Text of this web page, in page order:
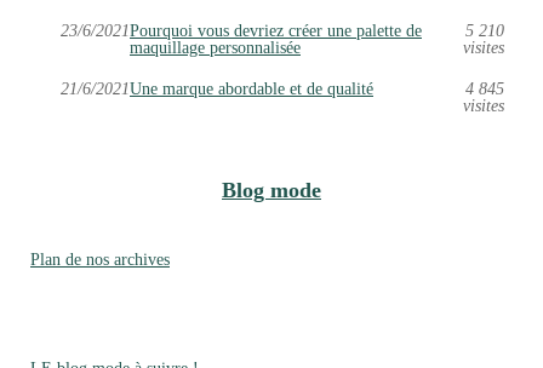
23/6/2021Pourquoi vous devriez créer une palette de
maquillage personnalisée
5 210
visites
21/6/2021Une marque abordable et de qualité
4 845
visites
Blog mode
Plan de nos archives